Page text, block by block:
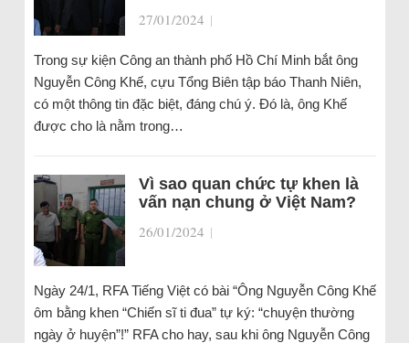
27/01/2024 |
Trong sự kiện Công an thành phố Hồ Chí Minh bắt ông
Nguyễn Công Khế, cựu Tổng Biên tập báo Thanh Niên,
có một thông tin đặc biệt, đáng chú ý. Đó là, ông Khế
được cho là nằm trong…
Vì sao quan chức tự khen là
vấn nạn chung ở Việt Nam?
26/01/2024 |
Ngày 24/1, RFA Tiếng Việt có bài “Ông Nguyễn Công Khế
ôm bằng khen “Chiến sĩ ti đua” tự ký: “chuyện thường
ngày ở huyện”!” RFA cho hay, sau khi ông Nguyễn Công